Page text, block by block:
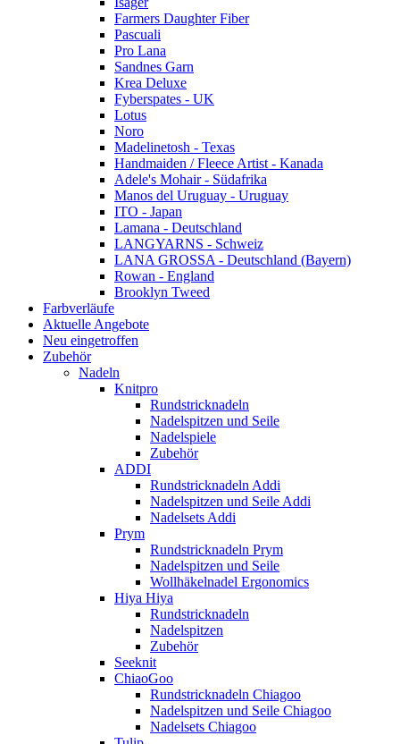
Farmers Daughter Fiber
Pascuali
Pro Lana
Sandnes Garn
Krea Deluxe
Fyberspates - UK
Lotus
Noro
Madelinetosh - Texas
Handmaiden / Fleece Artist - Kanada
Adele's Mohair - Südafrika
Manos del Uruguay - Uruguay
ITO - Japan
Lamana - Deutschland
LANGYARNS - Schweiz
LANA GROSSA - Deutschland (Bayern)
Rowan - England
Brooklyn Tweed
Farbverläufe
Aktuelle Angebote
Neu eingetroffen
Zubehör
Nadeln
Knitpro
Rundstricknadeln
Nadelspitzen und Seile
Nadelspiele
Zubehör
ADDI
Rundstricknadeln Addi
Nadelspitzen und Seile Addi
Nadelsets Addi
Prym
Rundstricknadeln Prym
Nadelspitzen und Seile
Wollhäkelnadel Ergonomics
Hiya Hiya
Rundstricknadeln
Nadelspitzen
Zubehör
Seeknit
ChiaoGoo
Rundstricknadeln Chiagoo
Nadelspitzen und Seile Chiagoo
Nadelsets Chiagoo